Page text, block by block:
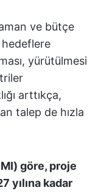
ve bütçe
hedeflere
yürütülmesi
arttıkça,
talep de hızla
göre, proje
yılına kadar